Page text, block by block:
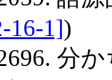
16-1])
分